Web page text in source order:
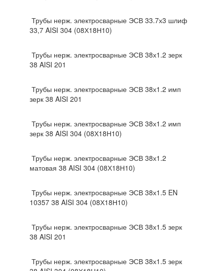
Трубы нерж. электросварные ЭСВ 33.7х3 шлиф
33,7 AISI 304 (08Х18Н10)
Трубы нерж. электросварные ЭСВ 38х1.2 зерк
38 AISI 201
Трубы нерж. электросварные ЭСВ 38х1.2 имп
зерк 38 AISI 201
Трубы нерж. электросварные ЭСВ 38х1.2 имп
зерк 38 AISI 304 (08Х18Н10)
Трубы нерж. электросварные ЭСВ 38х1.2
матовая 38 AISI 304 (08Х18Н10)
Трубы нерж. электросварные ЭСВ 38х1.5 EN
10357 38 AISI 304 (08Х18Н10)
Трубы нерж. электросварные ЭСВ 38х1.5 зерк
38 AISI 201
Трубы нерж. электросварные ЭСВ 38х1.5 зерк